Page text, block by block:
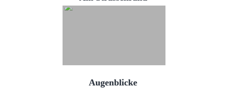
Augenblicke